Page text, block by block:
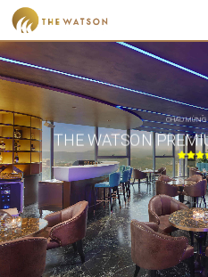
CHÀO MỪNG
THE WATSON